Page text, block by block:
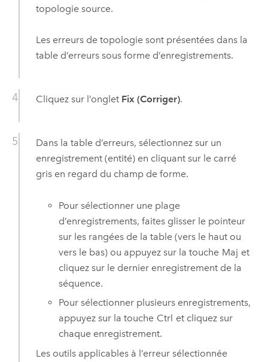
topologie source.
Les erreurs de topologie sont présentées dans la
table d’erreurs sous forme d’enregistrements.
Cliquez sur l’onglet Fix (Corriger).
Dans la table d’erreurs, sélectionnez sur un
enregistrement (entité) en cliquant sur le carré
gris en regard du champ de forme.
Pour sélectionner une plage
d’enregistrements, faites glisser le pointeur
sur les rangées de la table (vers le haut ou
vers le bas) ou appuyez sur la touche Maj et
cliquez sur le dernier enregistrement de la
séquence.
Pour sélectionner plusieurs enregistrements,
appuyez sur la touche Ctrl et cliquez sur
chaque enregistrement.
Les outils applicables à l’erreur sélectionnée